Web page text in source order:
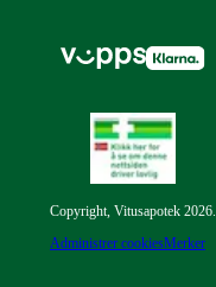
Copyright, Vitusapotek 2026.
Administrer cookiesMerker